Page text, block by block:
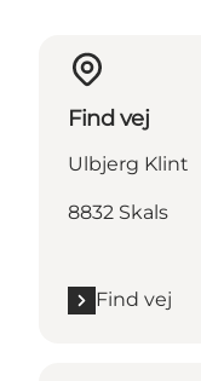
Find vej
Ulbjerg Klint
8832 Skals
Find vej